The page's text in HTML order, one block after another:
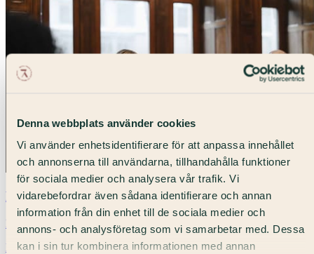
Denna webbplats använder cookies
Vi använder enhetsidentifierare för att anpassa innehållet
och annonserna till användarna, tillhandahålla funktioner
för sociala medier och analysera vår trafik. Vi
vidarebefordrar även sådana identifierare och annan
information från din enhet till de sociala medier och
annons- och analysföretag som vi samarbetar med. Dessa
kan i sin tur kombinera informationen med annan
Konferens
Mötesrum, konferenslokaler och rum för hybrida möten.
Konferens hos oss